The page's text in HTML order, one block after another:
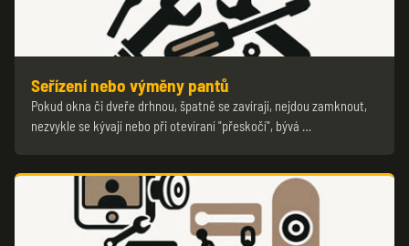
Seřízení nebo výměny pantů
Pokud okna či dveře drhnou, špatně se zavírají, nejdou zamknout,
nezvykle se kývají nebo při otevíraní "přeskočí", bývá …